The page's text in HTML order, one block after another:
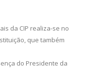
da CIP realiza-se no
que também
do Presidente da